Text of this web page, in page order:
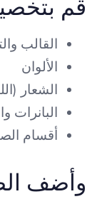
قم
القالب
الألوان
الشعار
البانرات
أقسام
وأضف